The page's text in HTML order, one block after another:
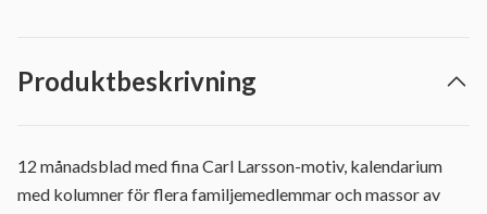
Produktbeskrivning
12 månadsblad med fina Carl Larsson-motiv, kalendarium
med kolumner för flera familjemedlemmar och massor av